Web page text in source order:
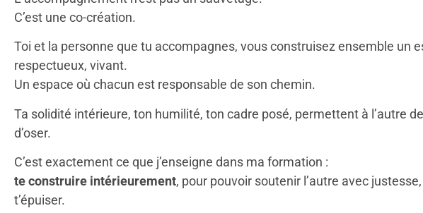
C’est une co-création.
Toi et la personne que tu accompagnes, vous construisez ensemble un
respectueux, vivant.
Un espace où chacun est responsable de son chemin.
Ta solidité intérieure, ton humilité, ton cadre posé, permettent à l’autre
d’oser.
C’est exactement ce que j’enseigne dans ma formation :
te construire intérieurement, pour pouvoir soutenir l’autre avec
t’épuiser.